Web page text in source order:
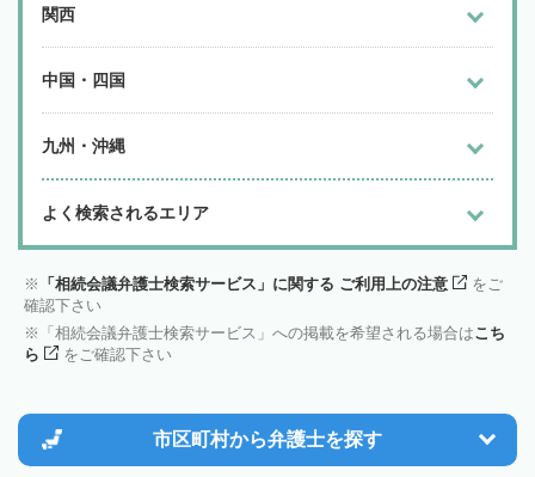
関西
中国・四国
九州・沖縄
よく検索されるエリア
「相続会議弁護士検索サービス」に関する ご利用上の注意
をご
確認下さい
「相続会議弁護士検索サービス」への掲載を希望される場合はこち
ら
をご確認下さい
市区町村から弁護士を探す